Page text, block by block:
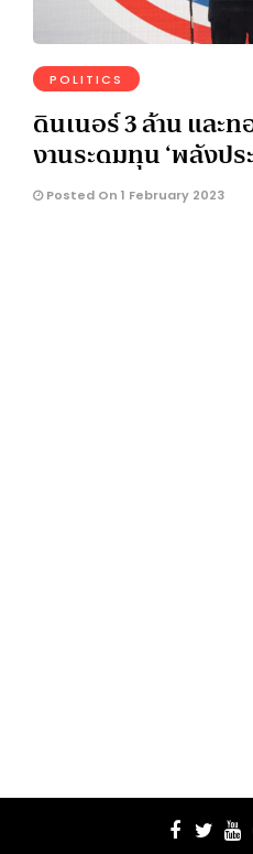
POLITICS
ดินเนอร์ 3 ล้าน และ
งานระดมทุน ‘พลังปร
Posted On 1 February 2023